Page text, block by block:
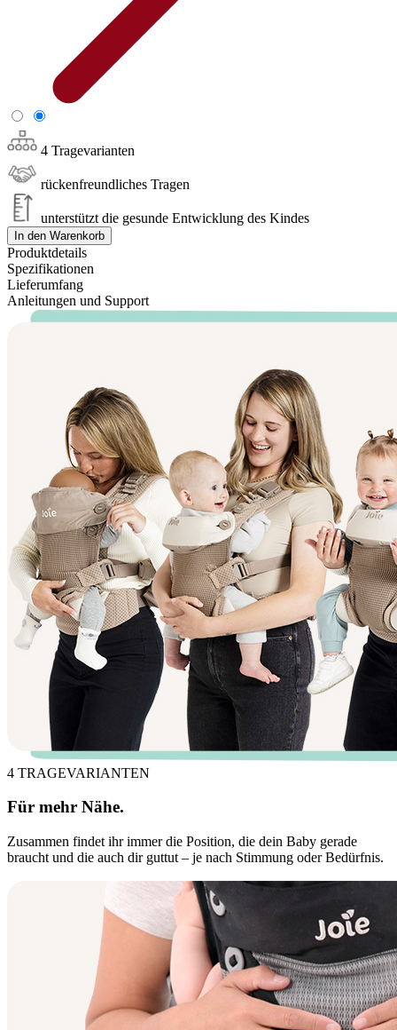
4 Tragevarianten
rückenfreundliches Tragen
unterstützt die gesunde Entwicklung des Kindes
In den Warenkorb
Produktdetails
Spezifikationen
Lieferumfang
Anleitungen und Support
4 TRAGEVARIANTEN
Für mehr Nähe.
Zusammen findet ihr immer die Position, die dein Baby gerade
braucht und die auch dir guttut – je nach Stimmung oder Bedürfnis.